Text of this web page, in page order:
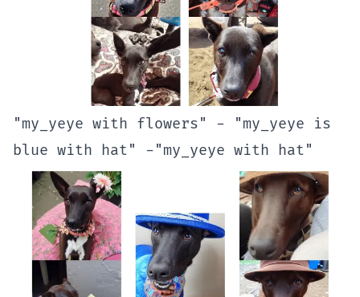
"my_yeye with flowers" - "my_yeye is
blue with hat" -"my_yeye with hat"